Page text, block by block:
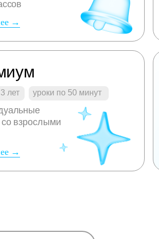
→
лет уроки по 50 минут
со взрослыми
→